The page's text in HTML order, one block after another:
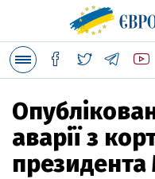
аварії з